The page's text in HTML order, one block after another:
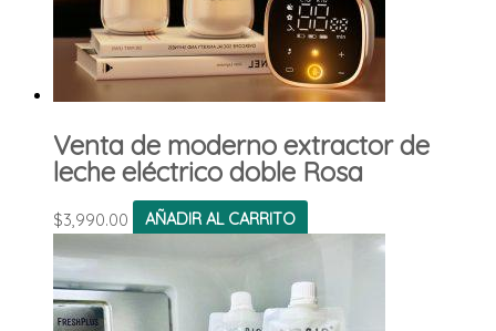
Venta de moderno extractor de
leche eléctrico doble Rosa
$3,990.00 AÑADIR AL CARRITO